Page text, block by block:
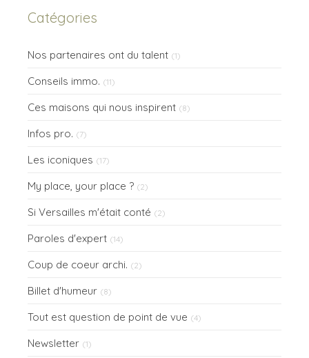
Catégories
Nos partenaires ont du talent (1)
Conseils immo. (11)
Ces maisons qui nous inspirent (8)
Infos pro. (7)
Les iconiques (17)
My place, your place ? (2)
Si Versailles m'était conté (2)
Paroles d'expert (14)
Coup de coeur archi. (2)
Billet d'humeur (8)
Tout est question de point de vue (4)
Newsletter (1)